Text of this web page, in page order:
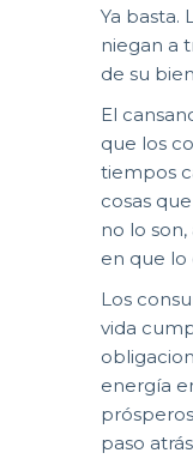
Ya basta.
niegan a
de su
El
que los
tiempos
cosas
no lo
en que lo
Los
vida
energía
paso